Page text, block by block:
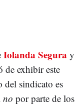
Iolanda Segura y
de exhibir este
del sindicato es
no por parte de los